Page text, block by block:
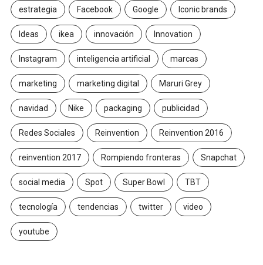
estrategia Facebook Google Iconic brands
Ideas ikea innovación Innovation
Instagram inteligencia artificial marcas
marketing marketing digital Maruri Grey
navidad Nike packaging publicidad
Redes Sociales Reinvention Reinvention 2016
reinvention 2017 Rompiendo fronteras Snapchat
social media Spot Super Bowl TBT
tecnología tendencias twitter video
youtube